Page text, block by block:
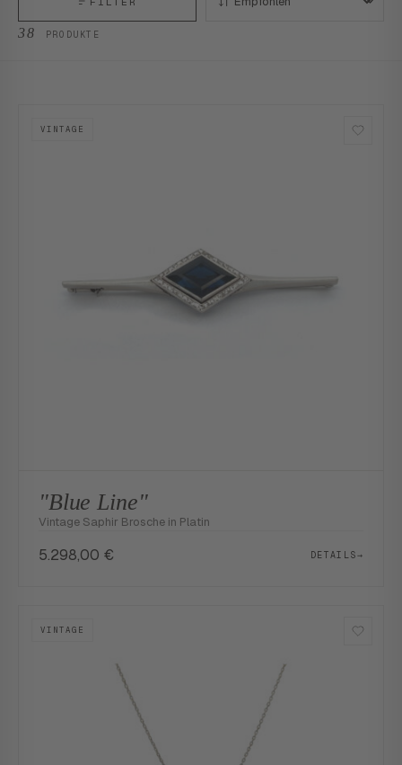
38 PRODUKTE
SORTIEREN:
VINTAGE
"Blue Line"
Vintage Saphir Brosche in Platin
5.298,00 € DETAILS→
VINTAGE